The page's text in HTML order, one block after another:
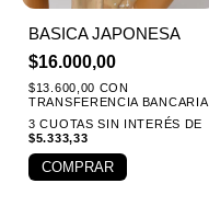
BASICA JAPONESA
$16.000,00
$13.600,00 CON
TRANSFERENCIA BANCARIA
3 CUOTAS SIN INTERÉS DE
$5.333,33
COMPRAR